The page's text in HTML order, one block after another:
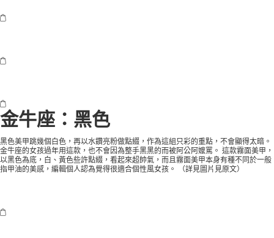
金牛座：黑色
黑色美甲跳幾個白色，再以水鑽亮粉做點綴，作為這組只彩的重點，不會顯得太暗。
金牛座的女孩過年用這款，也不會因為整手黑黑的而被阿公阿嬤罵。 這款霧面美甲，
以黑色為底，白、黃色些許點綴，看起來超帥氣，而且霧面美甲本身有種不同於一般
指甲油的美感，編輯個人認為覺得很適合個性風女孩。 （詳見圖片見原文）